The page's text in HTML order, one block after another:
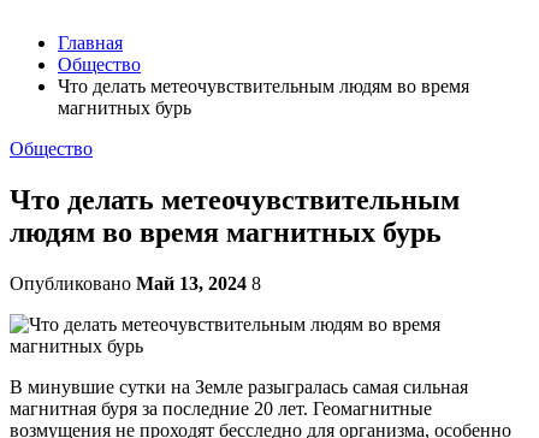
Главная
Общество
Что делать метеочувствительным людям во время
магнитных бурь
Общество
Что делать метеочувствительным
людям во время магнитных бурь
Опубликовано Май 13, 2024 8
В минувшие сутки на Земле разыгралась самая сильная
магнитная буря за последние 20 лет. Геомагнитные
возмущения не проходят бесследно для организма, особенно